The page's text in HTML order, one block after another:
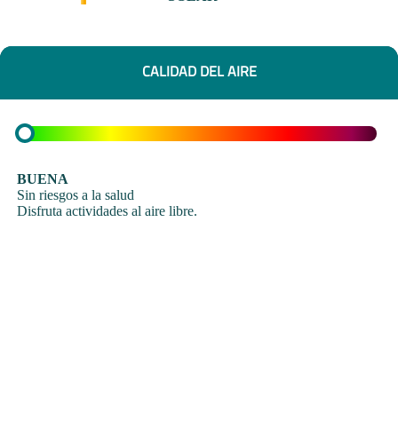
CALIDAD DEL AIRE
BUENA
Sin riesgos a la salud
Disfruta actividades al aire libre.